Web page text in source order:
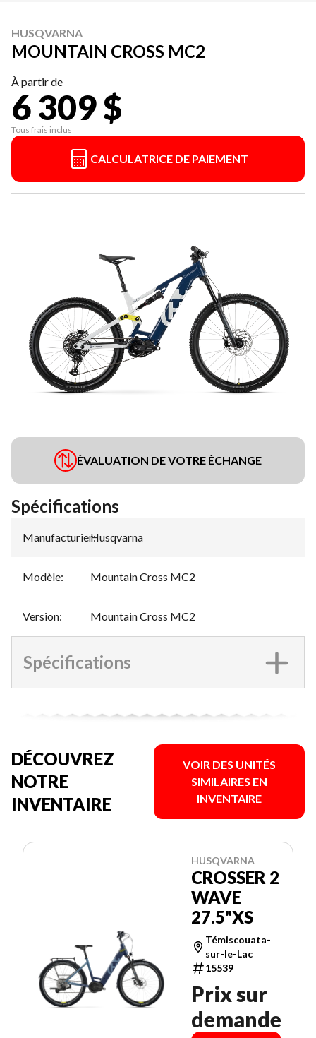
HUSQVARNA
MOUNTAIN CROSS MC2
À partir de
6 309 $
Tous frais inclus
CALCULATRICE DE PAIEMENT
ÉVALUATION DE VOTRE ÉCHANGE
Spécifications
Manufacturier:
Husqvarna
Modèle: Mountain Cross MC2
Version: Mountain Cross MC2
Spécifications
DÉCOUVREZ
NOTRE
INVENTAIRE
VOIR DES UNITÉS
SIMILAIRES EN
INVENTAIRE
HUSQVARNA
CROSSER 2
WAVE
27.5"XS
Témiscouata-
sur-le-Lac
15539
Prix sur
demande